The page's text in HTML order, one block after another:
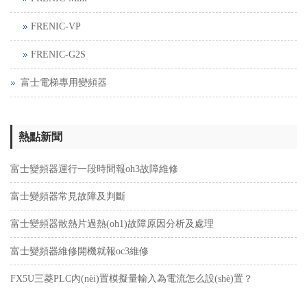
FRENIC-VP
FRENIC-G2S
富士電梯專用變頻器
熱點新聞
富士變頻器運行一段時間報oh3故障維修
富士變頻器常見故障及判斷
富士變頻器散熱片過熱(oh1)故障原因分析及處理
富士變頻器維修開機就報oc3維修
FX5U三菱PLC內(nèi)置模擬量輸入為電流怎么設(shè)置？